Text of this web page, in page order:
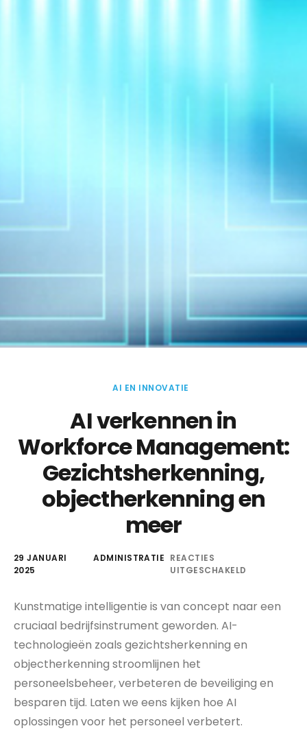
AI EN INNOVATIE
AI verkennen in
Workforce Management:
Gezichtsherkenning,
objectherkenning en
meer
29 JANUARI
2025
ADMINISTRATIE REACTIES
UITGESCHAKELD
Kunstmatige intelligentie is van concept naar een
cruciaal bedrijfsinstrument geworden. AI-
technologieën zoals gezichtsherkenning en
objectherkenning stroomlijnen het
personeelsbeheer, verbeteren de beveiliging en
besparen tijd. Laten we eens kijken hoe AI
oplossingen voor het personeel verbetert.